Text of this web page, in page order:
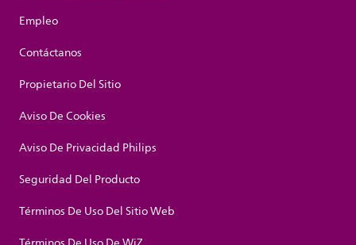
Empleo
Contáctanos
Propietario Del Sitio
Aviso De Cookies
Aviso De Privacidad Philips
Seguridad Del Producto
Términos De Uso Del Sitio Web